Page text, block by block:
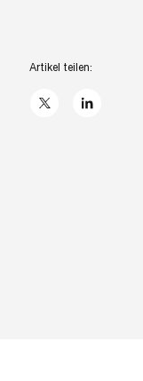
Artikel teilen:
X linkedIn